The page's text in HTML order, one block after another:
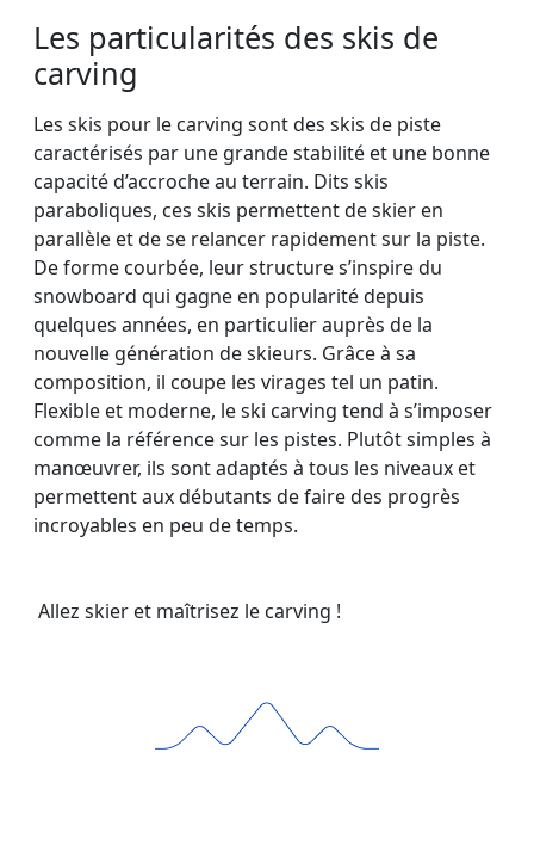
Les particularités des skis de
carving
Les skis pour le carving sont des skis de piste
caractérisés par une grande stabilité et une bonne
capacité d’accroche au terrain. Dits skis
paraboliques, ces skis permettent de skier en
parallèle et de se relancer rapidement sur la piste.
De forme courbée, leur structure s’inspire du
snowboard qui gagne en popularité depuis
quelques années, en particulier auprès de la
nouvelle génération de skieurs. Grâce à sa
composition, il coupe les virages tel un patin.
Flexible et moderne, le ski carving tend à s’imposer
comme la référence sur les pistes. Plutôt simples à
manœuvrer, ils sont adaptés à tous les niveaux et
permettent aux débutants de faire des progrès
incroyables en peu de temps.
Allez skier et maîtrisez le carving !